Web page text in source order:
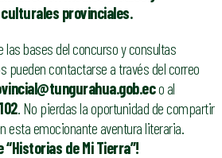
provinciales.
las bases del concurso y consultas
pueden contactarse a través del correo
o al
. No pierdas la oportunidad de compartir
emocionante aventura literaria.
de Mi Tierra”!